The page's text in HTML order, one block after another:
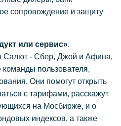
сопровождение и защиту
или сервис».
Салют - Сбер, Джой и Афина,
пользователя,
Они помогут открыть
с тарифами, расскажут
на Мосбирже, и о
индексов, а также